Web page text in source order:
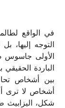
في الواقع
التوجه إليها،
الأولى
الباردة
بين أشخاص
أشخاص لا ترى
شكل، اليزابيث